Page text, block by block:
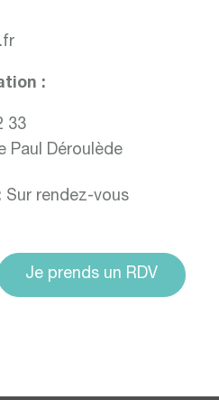
:
33
Paul Déroulède
Sur rendez-vous
Je prends un RDV